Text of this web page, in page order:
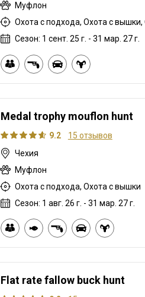
Муфлон
Охота с подхода, Охота с
Сезон: 1 сент. 25 г. - 31 мар. 27 г.
Medal trophy mouflon hunt
9.2
15 отзывов
Чехия
Муфлон
Охота с подхода, Охота с вышки
Сезон: 1 авг. 26 г. - 31 мар. 27 г.
Flat rate fallow buck hunt